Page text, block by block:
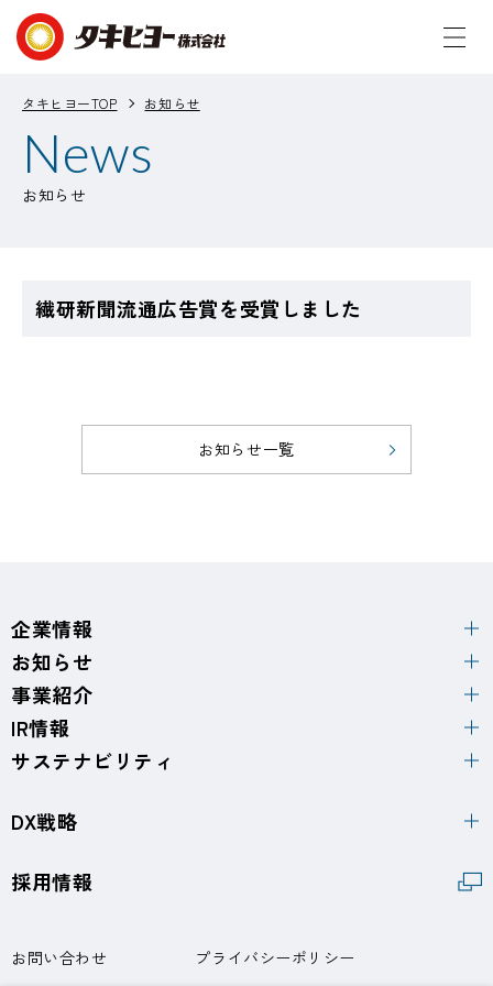
タキヒヨーTOP お知らせ
News
お知らせ
繊研新聞流通広告賞を受賞しました
お知らせ一覧
企業情報
お知らせ
事業紹介
IR情報
サステナビリティ
DX戦略
採用情報
お問い合わせ
プライバシーポリシー